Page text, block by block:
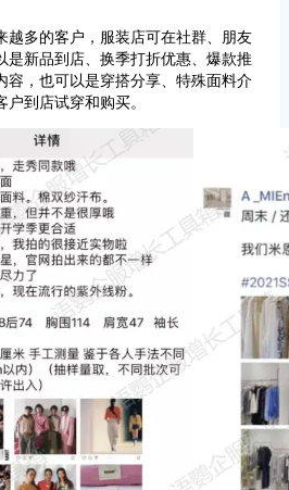
越多的客户，服装店可在社群、朋友
是新品到店、换季打折优惠、爆款推
容，也可以是穿搭分享、特殊面料介
到店试穿和购买。